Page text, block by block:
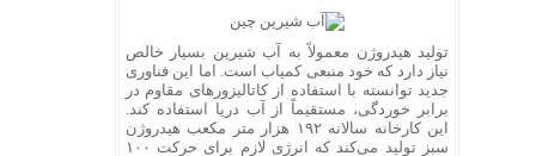
تولید هیدروژن معمولاً به آب شیرین بسیار خالص
نیاز دارد که خود منبعی کمیاب است. اما این فناوری
جدید توانسته با استفاده از کاتالیزورهای مقاوم در
برابر خوردگی، مستقیماً از آب دریا استفاده کند.
این کارخانه سالانه ۱۹۲ هزار متر مکعب هیدروژن
سبز تولید می‌کند که انرژی لازم برای حرکت ۱۰۰